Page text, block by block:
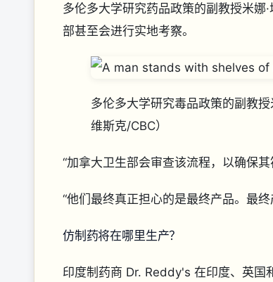
多伦多大学研究药品政策的副教授米
部甚至会进行实地考察。
多伦多大学研究毒品政策的副教
维斯克/CBC）
“加拿大卫生部会审查该流程，以确保
“他们最终真正担心的是最终产品。最
仿制药将在哪里生产？
印度制药商 Dr. Reddy's 在印度、英国